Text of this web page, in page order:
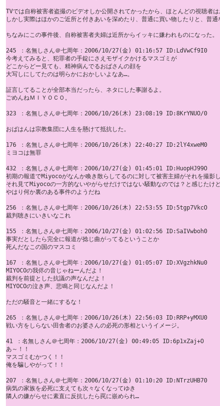
TVでは自称被害者盗撮のビデオしか公開されてかったから、ほとんどの視聴
しかし実際はほかのご近所と付きあいを深めたり、普通に買い物したりと、普
ちなみにこの事件後、自称被害者夫婦は近所からイッキに嫌われものになった。
245 ：名無しさん＠七周年：2006/10/27(金) 01:16:57 ID:LdVwCf9I0
今考えてみると、犯罪者の手錠にさえモザイクかけるマスゴミが
どこからどー見ても、精神病んでるおばさんの顔を
大写しにしてたのは明らかにおかしいよなあ…。
証言してることが全部本当だったら、ネタにした事謝るよ。
ごめんねＭＩＹＯＣＯ。
323 ：名無しさん＠七周年：2006/10/26(木) 23:08:19 ID:8KrYNUO/0
おばはんは宗教集団に人生を懸けて抵抗した。
176 ：名無しさん＠七周年：2006/10/26(木) 22:40:27 ID:2lY4xweM0
ミヨコは無罪
432 ：名無しさん＠七周年：2006/10/27(金) 01:45:01 ID:HuopHJ99O
初期の報道でMiyocoがなんか喚き散らしてるのに対して被害主婦がそれを撮
それ見てMiyocoの一方的ないやがらせだけではない騒動なのでは？と感じたけ
やはり何か裏のある事件のようだね
256 ：名無しさん＠七周年：2006/10/26(木) 22:53:55 ID:5tgp7VkcO
裁判聴きにいきいなこれ
155 ：名無しさん＠七周年：2006/10/27(金) 01:02:56 ID:SaIVwboh0
事実だとしたら完全に報道が捻じ曲がってるということか
死んだなこの国のマスコミ
167 ：名無しさん＠七周年：2006/10/27(金) 01:05:07 ID:XVgzhkNu0
MIYOCOの我侭の音じゃねーんだよ！
裁判を前提とした抗議の声なんだよ！
MIYOCOの泣き声、悲鳴と同じなんだよ！
ただの騒音と一緒にするな！
265 ：名無しさん＠七周年：2006/10/26(木) 22:56:03 ID:RRP+yMXU0
戦い方をしらない田舎者のお婆さんの必死の形相というイメージ。
41 ：名無しさん＠七周年：2006/10/27(金) 00:49:05 ID:6p1xZaj+O
あ～！！
マスゴミむかつく！！
俺を騙しやがって！！
207 ：名無しさん＠七周年：2006/10/27(金) 01:10:20 ID:NTrzUHB70
病気の家族を必死に支えても次々なくなってゆき
隣人の嫌がらせに素直に反抗したら罠に嵌められ…